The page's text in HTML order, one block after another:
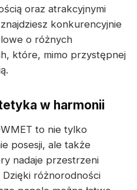
oraz atrakcyjnymi
konkurencyjnie
o różnych
które, mimo przystępnej
w harmonii
to nie tylko
posesji, ale także
nadaje przestrzeni
różnorodności